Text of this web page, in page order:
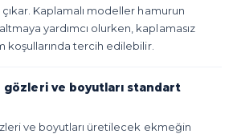
çıkar. Kaplamalı modeller hamurun
yardımcı olurken, kaplamasız
tercih edilebilir.
gözleri ve boyutları standart
ve boyutları üretilecek ekmeğin